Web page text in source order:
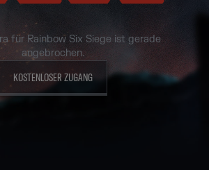
für Rainbow Six Siege ist gerade
angebrochen.
KOSTENLOSER ZUGANG